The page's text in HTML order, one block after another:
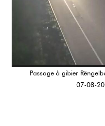
Passage à gibier
07-08-